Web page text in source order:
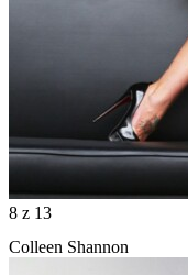
8 z 13
Colleen Shannon